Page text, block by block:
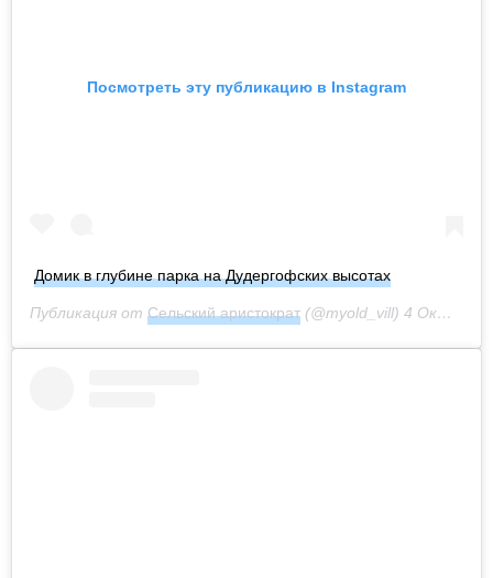
Посмотреть эту публикацию в Instagram
Домик в глубине парка на Дудергофских высотах
Публикация от Сельский аристократ (@myold_vill) 4 Окт 2020 в 4:40 PDT